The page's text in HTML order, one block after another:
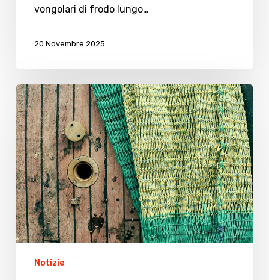
vongolari di frodo lungo…
20 Novembre 2025
Marinerie
romagnole,
vittoria
a
Bruxelles:
ok
la
pesca
delle
vongole
sogliaNotizie